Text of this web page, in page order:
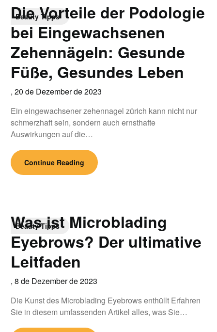
Beauty Tipps
Die Vorteile der Podologie
bei Eingewachsenen
Zehennägeln: Gesunde
Füße, Gesundes Leben
,20 de Dezember de 2023
Ein eingewachsener zehennagel zürich kann nicht nur
schmerzhaft sein, sondern auch ernsthafte
Auswirkungen auf die…
Continue Reading
Beauty Tipps
Was ist Microblading
Eyebrows? Der ultimative
Leitfaden
,8 de Dezember de 2023
Die Kunst des Microblading Eyebrows enthüllt Erfahren
Sie in diesem umfassenden Artikel alles, was Sie…